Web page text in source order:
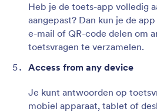
Heb je de toets-app volledig
aangepast? Dan kun je de
e-mail of QR-code delen om
toetsvragen te verzamelen.
Access from any device
Je kunt antwoorden op
mobiel apparaat, tablet of